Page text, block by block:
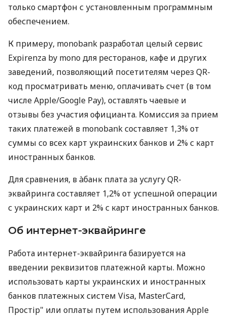
только смартфон с установленным программным
обеспечением.
К примеру, monobank разработал целый сервис
Expirenza by mono для ресторанов, кафе и других
заведений, позволяющий посетителям через QR-
код просматривать меню, оплачивать счет (в том
числе Apple/Google Pay), оставлять чаевые и
отзывы без участия официанта. Комиссия за прием
таких платежей в monobank составляет 1,3% от
суммы со всех карт украинских банков и 2% с карт
иностранных банков.
Для сравнения, в àбанк плата за услугу QR-
эквайринга составляет 1,2% от успешной операции
с украинских карт и 2% с карт иностранных банков.
Об интернет-эквайринге
Работа интернет-эквайринга базируется на
введении реквизитов платежной карты. Можно
использовать карты украинских и иностранных
банков платежных систем Visa, MasterCard,
Простір" или оплаты путем использования Apple